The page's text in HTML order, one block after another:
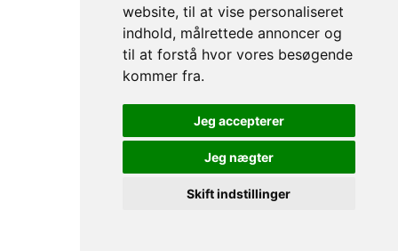
website, til at vise personaliseret
indhold, målrettede annoncer og
til at forstå hvor vores besøgende
kommer fra.
Jeg accepterer
Jeg nægter
Skift indstillinger